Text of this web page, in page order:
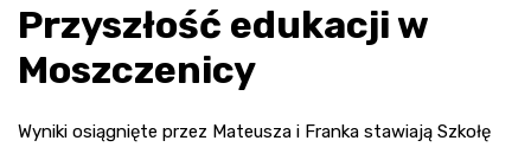
Przyszłość edukacji w
Moszczenicy
Wyniki osiągnięte przez Mateusza i Franka stawiają Szkołę